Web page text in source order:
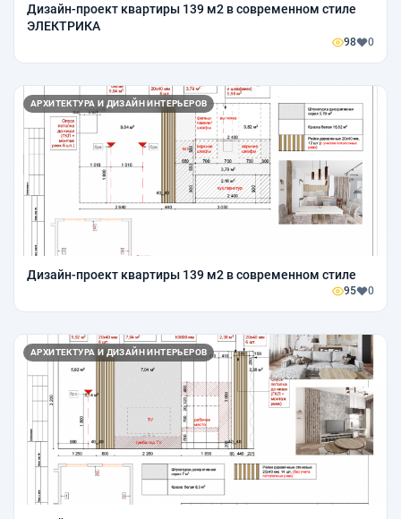
Дизайн-проект квартиры 139 м2 в современном стиле
ЭЛЕКТРИКА
98 0
АРХИТЕКТУРА И ДИЗАЙН ИНТЕРЬЕРОВ
Дизайн-проект квартиры 139 м2 в современном стиле
95 0
АРХИТЕКТУРА И ДИЗАЙН ИНТЕРЬЕРОВ